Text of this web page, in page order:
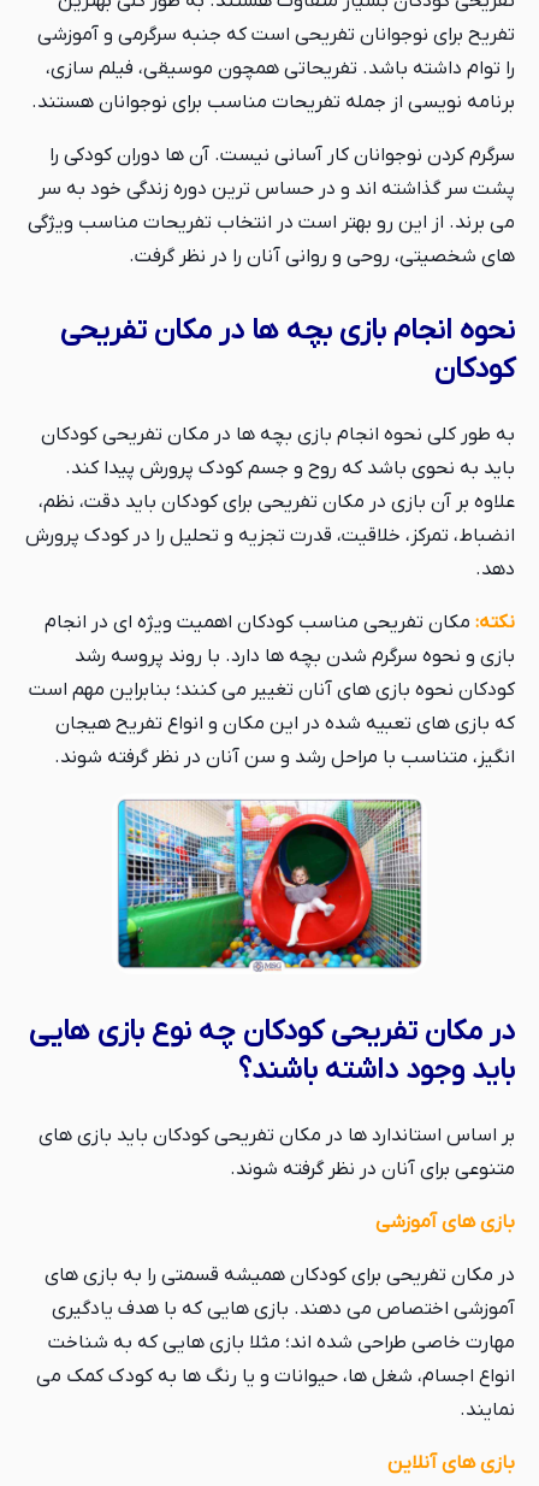
تفریح برای نوجوانان تفریحی است که جنبه سرگرمی و آموزشی
را توام داشته باشد. تفریحاتی همچون موسیقی، فیلم سازی،
برنامه نویسی از جمله تفریحات مناسب برای نوجوانان هستند.
سرگرم کردن نوجوانان کار آسانی نیست. آن ها دوران کودکی را
پشت سر گذاشته اند و در حساس ترین دوره زندگی خود به سر
می برند. از این رو بهتر است در انتخاب تفریحات مناسب ویژگی
های شخصیتی، روحی و روانی آنان را در نظر گرفت.
نحوه انجام بازی بچه ها در مکان تفریحی
کودکان
به طور کلی نحوه انجام بازی بچه ها در مکان تفریحی کودکان
باید به نحوی باشد که روح و جسم کودک پرورش پیدا کند.
علاوه بر آن بازی در مکان تفریحی برای کودکان باید دقت، نظم،
انضباط، تمرکز، خلاقیت، قدرت تجزیه و تحلیل را در کودک پرورش
دهد.
نکته: مکان تفریحی مناسب کودکان اهمیت ویژه ای در انجام
بازی و نحوه سرگرم شدن بچه ها دارد. با روند پروسه رشد
کودکان نحوه بازی های آنان تغییر می کنند؛ بنابراین مهم است
که بازی های تعبیه شده در این مکان و انواع تفریح هیجان
انگیز، متناسب با مراحل رشد و سن آنان در نظر گرفته شوند.
در مکان تفریحی کودکان چه نوع بازی هایی
باید وجود داشته باشند؟
بر اساس استاندارد ها در مکان تفریحی کودکان باید بازی های
متنوعی برای آنان در نظر گرفته شوند.
بازی های آموزشی
در مکان تفریحی برای کودکان همیشه قسمتی را به بازی های
آموزشی اختصاص می دهند. بازی هایی که با هدف یادگیری
مهارت خاصی طراحی شده اند؛ مثلا بازی هایی که به شناخت
انواع اجسام، شغل ها، حیوانات و یا رنگ ها به کودک کمک می
نمایند.
بازی های آنلاین